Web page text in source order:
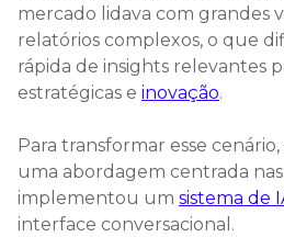
mercado lidava com grandes
relatórios complexos, o que
rápida de insights relevantes
estratégicas e inovação.
Para transformar esse
uma abordagem centrada nas
implementou um sistema de
interface conversacional.